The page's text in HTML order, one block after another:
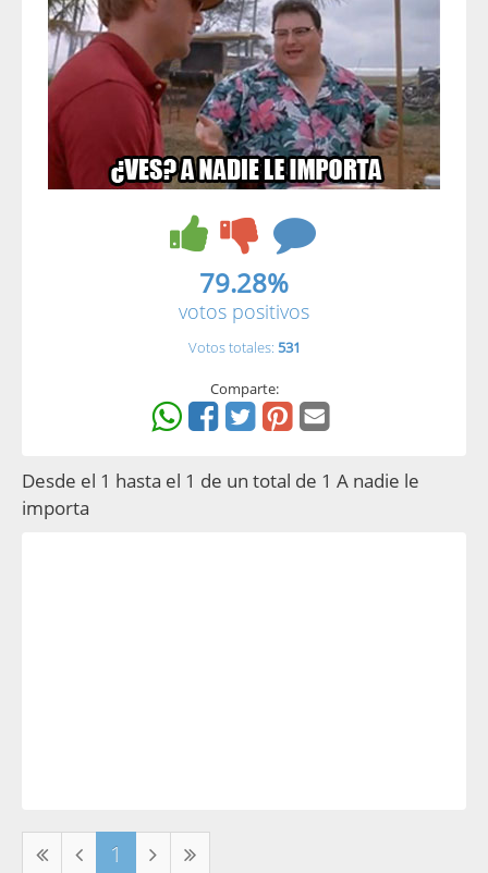
79.28%
votos positivos
Votos totales: 531
Comparte:
Desde el 1 hasta el 1 de un total de 1 A nadie le
importa
1